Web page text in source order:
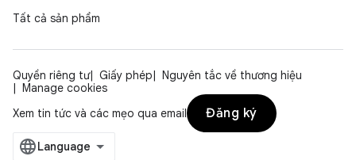
Tất cả sản phẩm
Quyền riêng tư Giấy phép
Nguyên tắc về thương hiệu
Manage cookies
Xem tin tức và các mẹo qua email
Đăng ký